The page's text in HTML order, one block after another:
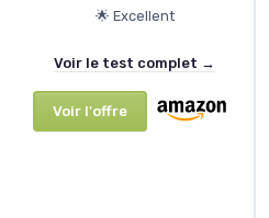
🌟 Excellent
Voir le test complet →
Voir l'offre